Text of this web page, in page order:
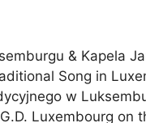
& Kapela
Song in
w
Luxembourg on